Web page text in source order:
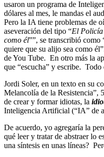
usaron un programa de
dólares al mes, le mandas el
Pero la IA tiene problemas de
aseveración del tipo “El Policía
como él””, se transcribió como
quiere que su alijo sea como
de You Tube. En otro más la
que “escucha” y escribe. Todo
Jordi Soler, en un texto en su
Melancolía de la Resistencia”,
de crear y formar idiotas, la
Inteligencia Artificial (“IA” de
De acuerdo, yo agregaría la
qué leer y tratar de abstraer lo
una síntesis en unas líneas?